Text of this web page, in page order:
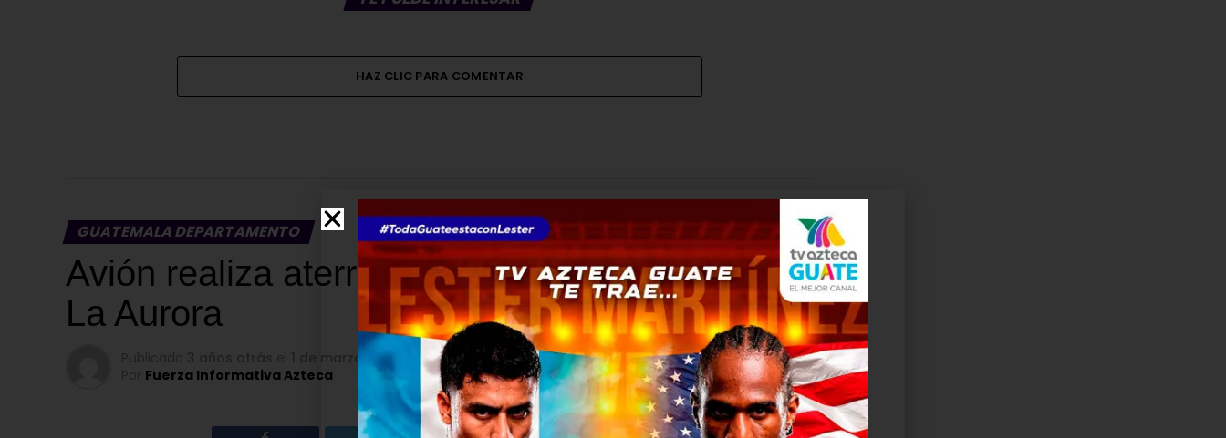
HAZ CLIC PARA COMENTAR
GUATEMALA DEPARTAMENTO
Avión realiza aterrizaje forzoso en Aeropuerto
La Aurora
1 de marzo de 2023
Fuerza Informativa Azteca